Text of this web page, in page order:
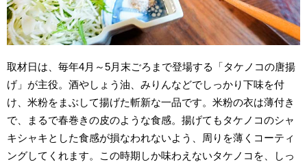
取材日は、毎年4月～5月末ごろまで登場する「タケノコの唐揚
げ」が主役。酒やしょう油、みりんなどでしっかり下味を付
け、米粉をまぶして揚げた斬新な一品です。米粉の衣は薄付き
で、まるで春巻きの皮のような食感。揚げてもタケノコのシャ
キシャキとした食感が損なわれないよう、周りを薄くコーティ
ングしてくれます。この時期しか味わえないタケノコを、しっ